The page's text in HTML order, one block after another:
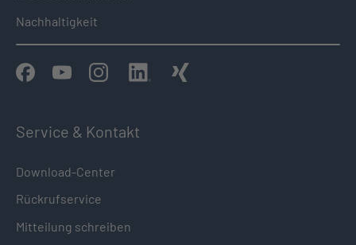
Nachhaltigkeit
Service & Kontakt
Download-Center
Rückrufservice
Mitteilung schreiben